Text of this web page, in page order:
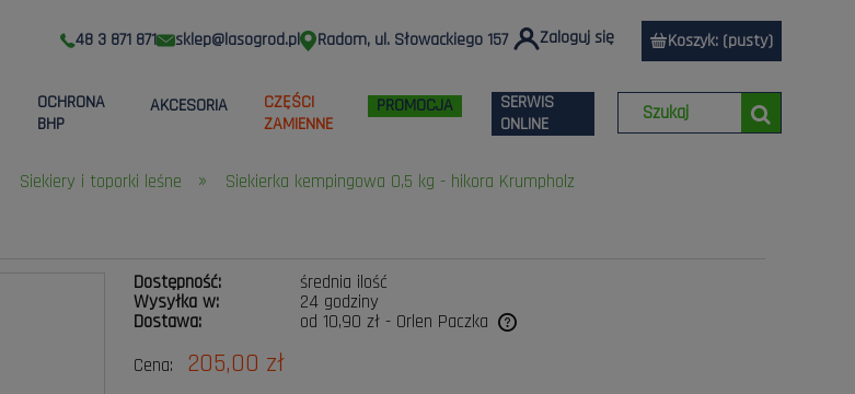
48 3 871 871 sklep@lasogrod.pl Radom, ul. Słowackiego 157 Zaloguj się Koszyk: (pusty)
OCHRONA
BHP
AKCESORIA
CZĘŚCI
ZAMIENNE
PROMOCJA
SERWIS
ONLINE
Siekiery i toporki leśne » Siekierka kempingowa 0,5 kg - hikora Krumpholz
Dostępność:
średnia ilość
Wysyłka w:
24 godziny
Dostawa:
od 10,90 zł - Orlen Paczka
Cena nie zawiera ewentualnych kosztów
Cena: 205,00 zł